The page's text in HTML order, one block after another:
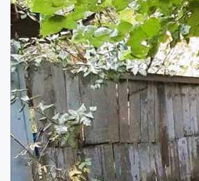
3
Площа:
80кв.м.
Купити
13000 $